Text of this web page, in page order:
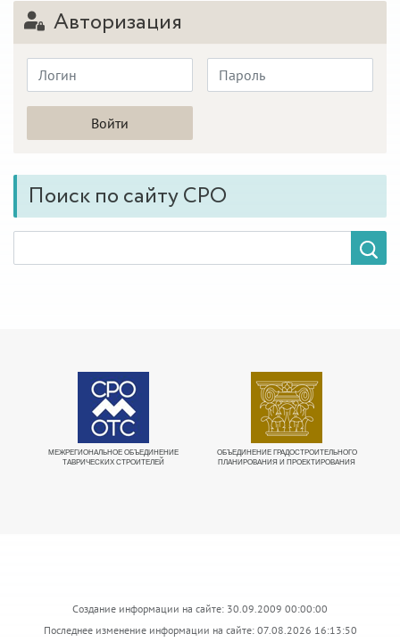
Авторизация
Поиск по сайту СРО
МЕЖРЕГИОНАЛЬНОЕ ОБЪЕДИНЕНИЕ
ТАВРИЧЕСКИХ СТРОИТЕЛЕЙ
ОБЪЕДИНЕНИЕ ГРАДОСТРОИТЕЛЬНОГО
ПЛАНИРОВАНИЯ И ПРОЕКТИРОВАНИЯ
Создание информации на сайте: 30.09.2009 00:00:00
Последнее изменение информации на сайте: 07.08.2026 16:13:50